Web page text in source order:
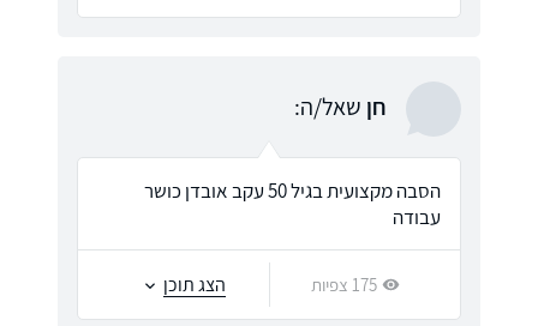
חן שאל/ה:
הסבה מקצועית בגיל 50 עקב אובדן כושר
עבודה
175 צפיות הצג תוכן